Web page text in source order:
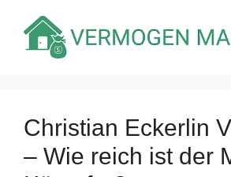
Inhalt
springen
Christian Eckerlin
– Wie reich ist der